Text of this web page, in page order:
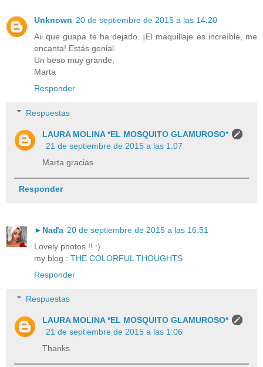
Unknown 20 de septiembre de 2015 a las 14:20
Aii que guapa te ha dejado. ¡El maquillaje es increíble, me
encanta! Estás genial.
Un beso muy grande,
Marta
Responder
Respuestas
LAURA MOLINA *EL MOSQUITO GLAMUROSO*
21 de septiembre de 2015 a las 1:07
Marta gracias
Responder
►Naďa 20 de septiembre de 2015 a las 16:51
Lovely photos !! :)
my blog : THE COLORFUL THOUGHTS
Responder
Respuestas
LAURA MOLINA *EL MOSQUITO GLAMUROSO*
21 de septiembre de 2015 a las 1:06
Thanks